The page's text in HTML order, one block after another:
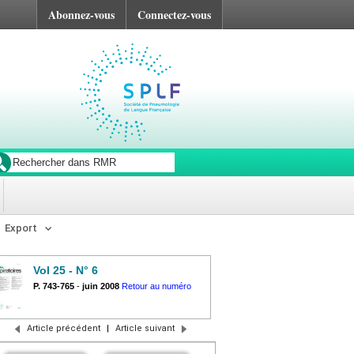
Abonnez-vous Connectez-vous
Export
Vol 25 - N° 6
P. 743-765 - juin 2008 Retour au numéro
Article précédent | Article suivant